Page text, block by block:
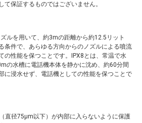
て保証するものではございません。
ルを用いて、約3mの距離から約12.5リット
条件で、あらゆる方向からのノズルによる噴流
の性能を保つことです。IPX8とは、常温で水
の水槽に電話機本体を静かに沈め、約60分間
に浸水せず、電話機としての性能を保つことで
直径75μm以下）が内部に入らないように保護